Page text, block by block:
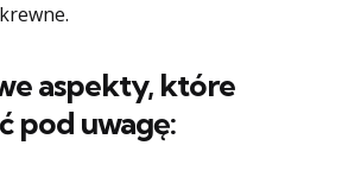
aspekty, które
pod uwagę: